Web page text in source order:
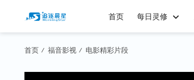
首页 每日灵修
首页 / 福音影视 / 电影精彩片段